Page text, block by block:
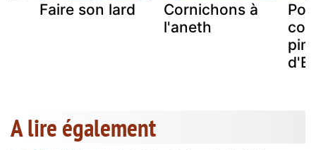
Faire son lard
Cornichons à
l'aneth
A lire également